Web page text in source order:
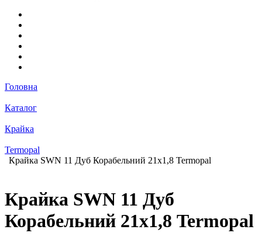
Головна
Каталог
Крайка
Termopal
Крайка SWN 11 Дуб Корабельний 21х1,8 Termopal
Крайка SWN 11 Дуб
Корабельний 21х1,8 Termopal